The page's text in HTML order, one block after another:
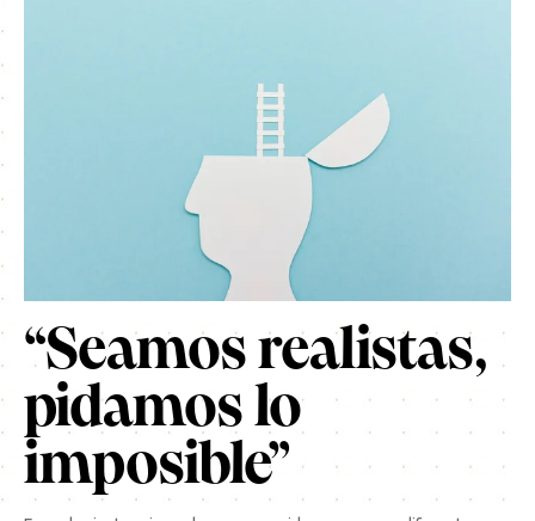
“Seamos realistas,
pidamos lo
imposible”